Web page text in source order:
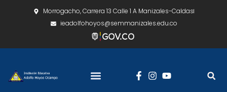
Morrogacho, Carrera 13 Calle 1 A Manizales-Caldas
ieadolfohoyos@semmanizales.edu.co